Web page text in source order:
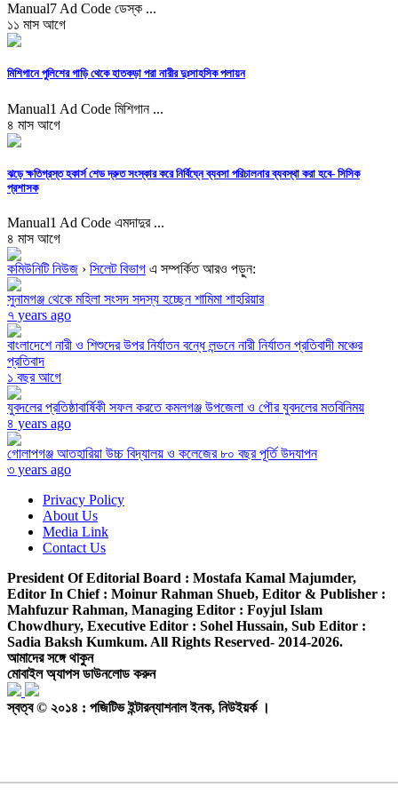
Manual7 Ad Code ডেস্ক ...
১১ মাস আগে
মিশিগানে পুলিশের গাড়ি থেকে হাতকড়া পরা নারীর দুঃসাহসিক পলায়ন
Manual1 Ad Code মিশিগান ...
৪ মাস আগে
ঝড়ে ক্ষতিগ্রস্ত হকার্স শেড দ্রুত সংস্কার করে নির্বিঘ্নে ব্যবসা পরিচালনার ব্যবস্থা করা হবে- সিসিক
প্রশাসক
Manual1 Ad Code এমদাদুর ...
৪ মাস আগে
কমিউনিটি নিউজ › সিলেট বিভাগ এ সম্পর্কিত আরও পড়ুন:
সুনামগঞ্জ থেকে মহিলা সংসদ সদস্য হচ্ছেন শামিমা শাহরিয়ার
৭ years ago
বাংলাদেশে নারী ও শিশুদের উপর নির্যাতন বন্ধে লন্ডনে নারী নির্যাতন প্রতিবাদী মঞ্চের
প্রতিবাদ
১ বছর আগে
যুবদলের প্রতিষ্ঠাবার্ষিকী সফল করতে কমলগঞ্জ উপজেলা ও পৌর যুবদলের মতবিনিময়
৪ years ago
গোলাপগঞ্জ আতহারিয়া উচ্চ বিদ্যালয় ও কলেজের ৮০ বছর পূর্তি উদযাপন
৩ years ago
Privacy Policy
About Us
Media Link
Contact Us
President Of Editorial Board : Mostafa Kamal Majumder,
Editor In Chief : Moinur Rahman Shueb, Editor & Publisher :
Mahfuzur Rahman, Managing Editor : Foyjul Islam
Chowdhury, Executive Editor : Sohel Hussain, Sub Editor :
Sadia Baksh Kumkum. All Rights Reserved- 2014-2026.
আমাদের সঙ্গে থাকুন
মোবাইল অ্যাপস ডাউনলোড করুন
স্বত্ব © ২০১৪ : পজিটিভ ইন্টারন্যাশনাল ইনক, নিউইয়র্ক ।